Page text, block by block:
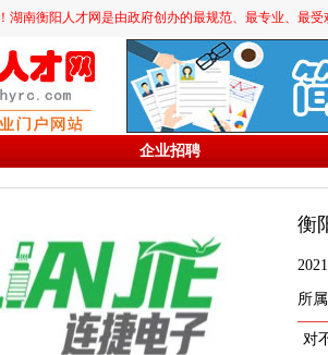
湖南衡阳人才网是由政府创办的最规范、最专业、最
企业招聘
衡
所
对